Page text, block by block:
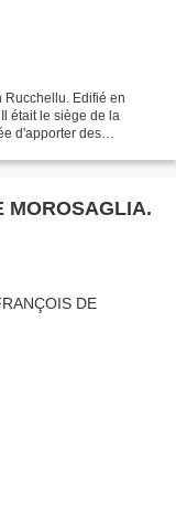
Rucchellu. Edifié en
était le siège de la
d'apporter des
MOROSAGLIA.